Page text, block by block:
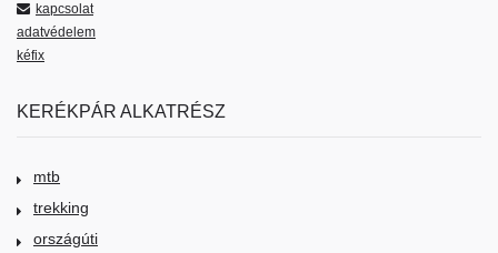
kapcsolat
adatvédelem
kéfix
KERÉKPÁR ALKATRÉSZ
mtb
trekking
országúti